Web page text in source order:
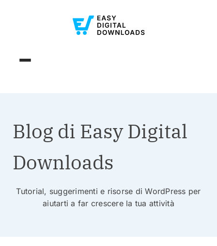
Blog di Easy Digital
Downloads
Tutorial, suggerimenti e risorse di WordPress per
aiutarti a far crescere la tua attività